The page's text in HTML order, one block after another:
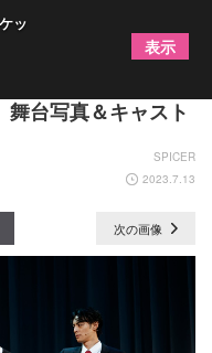
台写真＆キャスト
SPICER
2023.7.13
次の画像
ッ
表示